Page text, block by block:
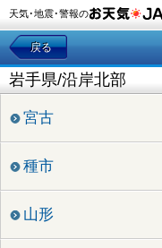
天気･地震･警報の
戻る
岩手県/沿岸北部
宮古
種市
山形